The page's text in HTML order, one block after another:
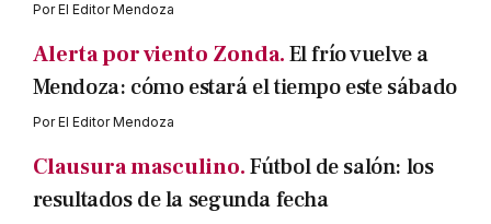
PorEl Editor Mendoza
Alerta por viento Zonda.El frío vuelve a
Mendoza: cómo estará el tiempo este sábado
PorEl Editor Mendoza
Clausura masculino.Fútbol de salón: los
resultados de la segunda fecha